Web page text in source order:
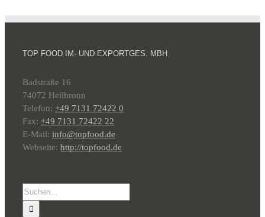
TOP FOOD IM- UND EXPORTGES. MBH
Badstraße 16
74072 Heilbronn
Telefon: +49 7131 72422 0
Fax: +49 7131 72422 22
E-Mail: info@topfood.de
Webseite: http://topfood.de
Suche
nach: